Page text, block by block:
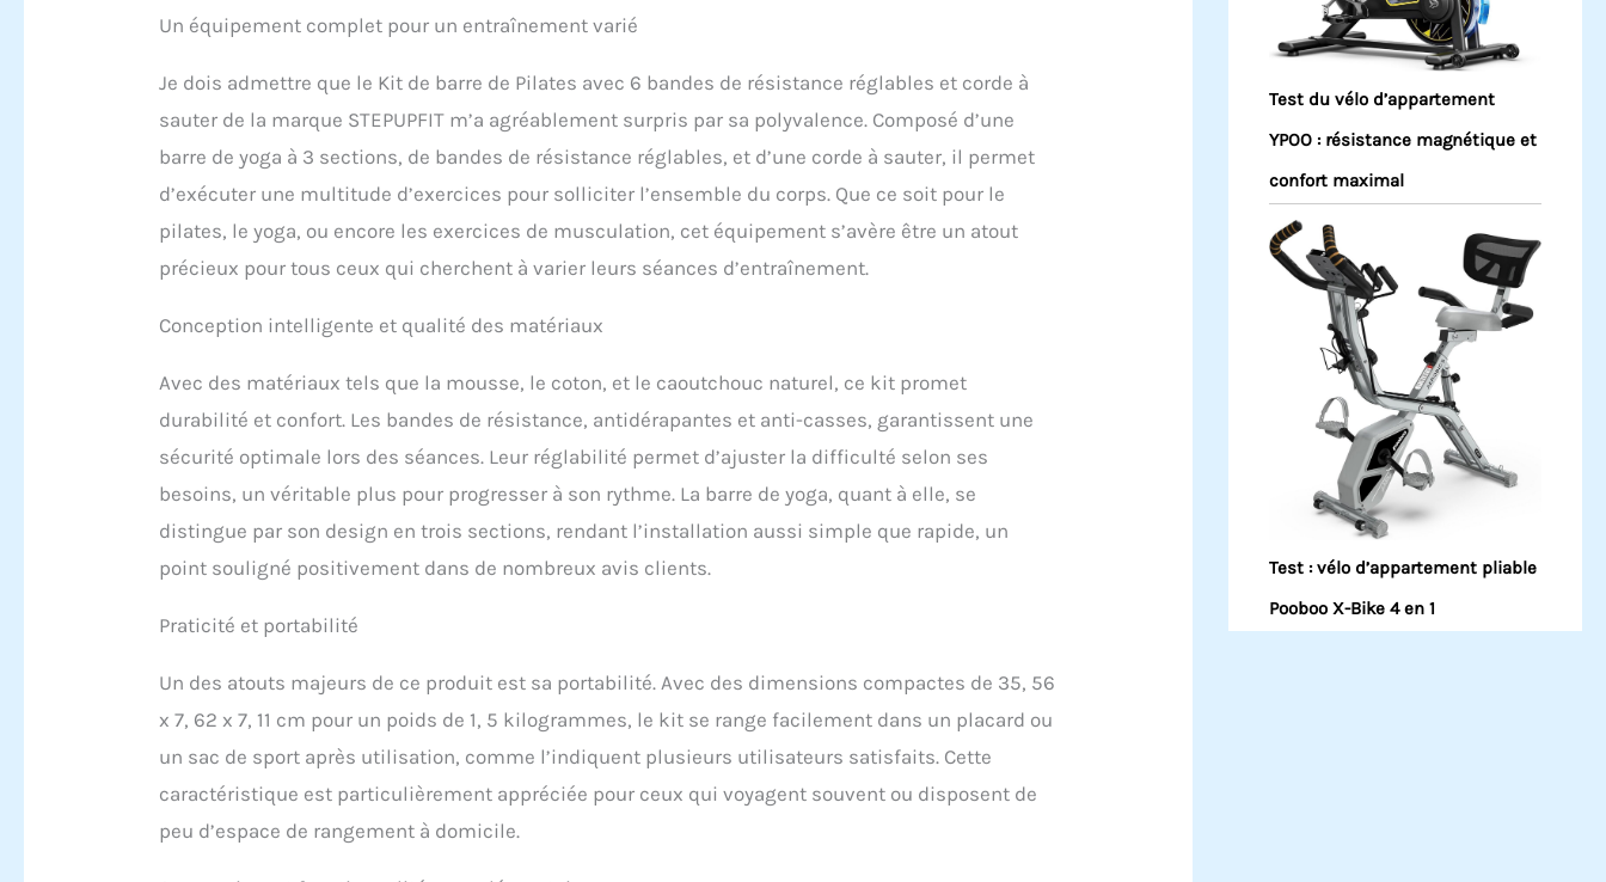
pour la physiothérapie, la perte de poids ou le renforcement
d'entraînement personnalisables. Les bandes réglables vous
permettent de personnaliser votre entraînement, offrant une solution
de fitness complète et adaptable pour les besoins ciblés. Gym
polyvalent et portable avec une valeur supplémentaire : maximisez
votre routine d'entraînement avec notre kit de barre de Pilates, qui
comprend une corde à sauter polyvalente. Cet accessoire de valeur
ajoute de la diversité et de la polyvalence à votre programme
d'exercice, servant d'outil d'échauffement efficace et d'amplificateur
cardio. Profitez d'un entraînement complet du corps engageant
du corps : plongez dans une expérience de fitness de haute qualité
réglables, de sangles de cheville, d'un ancrage de porte et d'une corde
à sauter, le tout soigneusement rangé dans un sac pratique, ce kit
complet est une solution durable et polyvalente pour la maison, le
bureau, la salle de sport ou les entraînements en plein air. Avec un
poids net de 1,8 kg, notre kit garantit durabilité et longévité, offrant
une solution d'entraînement complète du corps. Satisfaction
garantie : nous sommes confiants dans la durabilité, la portabilité et
entièrement satisfait de notre équipement Pilates, dans les 30 jours,
expérience d'exercice positive et un chemin vers un corps plus sain.
Un équipement complet pour un entraînement varié
Je dois admettre que le Kit de barre de Pilates avec 6 bandes de résistance réglables et corde à
sauter de la marque STEPUPFIT m’a agréablement surpris par sa polyvalence. Composé d’une
barre de yoga à 3 sections, de bandes de résistance réglables, et d’une corde à sauter, il permet
d’exécuter une multitude d’exercices pour solliciter l’ensemble du corps. Que ce soit pour le
pilates, le yoga, ou encore les exercices de musculation, cet équipement s’avère être un atout
précieux pour tous ceux qui cherchent à varier leurs séances d’entraînement.
Conception intelligente et qualité des matériaux
Avec des matériaux tels que la mousse, le coton, et le caoutchouc naturel, ce kit promet
durabilité et confort. Les bandes de résistance, antidérapantes et anti-casses, garantissent une
sécurité optimale lors des séances. Leur réglabilité permet d’ajuster la difficulté selon ses
besoins, un véritable plus pour progresser à son rythme. La barre de yoga, quant à elle, se
distingue par son design en trois sections, rendant l’installation aussi simple que rapide, un
point souligné positivement dans de nombreux avis clients.
Praticité et portabilité
Un des atouts majeurs de ce produit est sa portabilité. Avec des dimensions compactes de 35, 56
x 7, 62 x 7, 11 cm pour un poids de 1, 5 kilogrammes, le kit se range facilement dans un placard ou
un sac de sport après utilisation, comme l’indiquent plusieurs utilisateurs satisfaits. Cette
caractéristique est particulièrement appréciée pour ceux qui voyagent souvent ou disposent de
peu d’espace de rangement à domicile.
Test du vélo d’appartement
YPOO : résistance magnétique et
confort maximal
Test : vélo d’appartement pliable
Pooboo X-Bike 4 en 1